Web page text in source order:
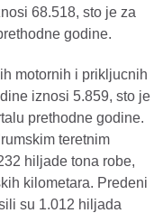
68.518, sto je za
godine.
motornih i prikljucnih
iznosi 5.859, sto je
prethodne godine.
teretnim
hiljade tona robe,
kilometara. Predeni
su 1.012 hiljada